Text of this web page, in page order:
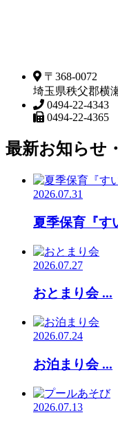
〒368-0072
埼玉県秩父郡横
0494-22-4343
0494-22-4365
最新お知らせ
2026.07.31
夏季保育『す
2026.07.27
おとまり会 ...
2026.07.24
お泊まり会 ...
2026.07.13